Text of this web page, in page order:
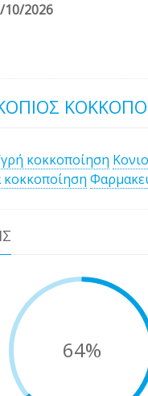
10/2026
κοκκοποίηση
κοκκοποίηση
64%